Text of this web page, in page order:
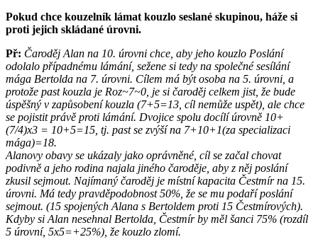
Pokud chce kouzelník lámat kouzlo seslané skupinou, háže si
proti jejich skládané úrovni.
Př: Čaroděj Alan na 10. úrovni chce, aby jeho kouzlo Poslání
odolalo případnému lámání, sežene si tedy na společné sesílání
mága Bertolda na 7. úrovni. Cílem má být osoba na 5. úrovni, a
protože past kouzla je Roz~7~0, je si čaroděj celkem jist, že bude
úspěšný v zapůsobení kouzla (7+5=13, cíl nemůže uspět), ale chce
se pojistit právě proti lámání. Dvojice spolu docílí úrovně 10+
(7/4)x3 = 10+5=15, tj. past se zvýší na 7+10+1(za specializaci
mága)=18.
Alanovy obavy se ukázaly jako oprávněné, cíl se začal chovat
podivně a jeho rodina najala jiného čaroděje, aby z něj poslání
zkusil sejmout. Najímaný čaroděj je místní kapacita Čestmír na 15.
úrovni. Má tedy pravděpodobnost 50%, že se mu podaří poslání
sejmout. (15 spojených Alana s Bertoldem proti 15 Čestmírových).
Kdyby si Alan nesehnal Bertolda, Čestmír by měl šanci 75% (rozdíl
5 úrovní, 5x5=+25%), že kouzlo zlomí.